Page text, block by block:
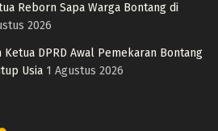
Reborn Sapa Warga Bontang di
2026
DPRD Awal Pemekaran Bontang
Usia 1 Agustus 2026